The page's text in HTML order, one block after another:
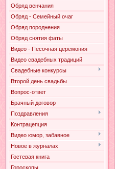
Обряд венчания
Обряд - Семейный очаг
Обряд породнения
Обряд снятия фаты
Видео - Песочная церемония
Видео свадебных традиций
Свадебные конкурсы
Второй день свадьбы
Вопрос-ответ
Брачный договор
Поздравления
Контрацепция
Видео юмор, забавное
Новое в журналах
Гостевая книга
Гороскопы